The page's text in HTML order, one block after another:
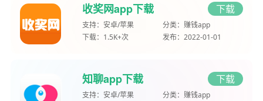
收奖网app下载 下载
支持： 安卓/苹果 分类： 赚钱app
下载： 1.5K+次 发布： 2022-01-01
知聊app下载 下载
支持： 安卓/苹果 分类： 赚钱app